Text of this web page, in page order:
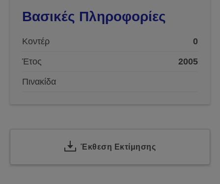
Βασικές Πληροφορίες
Κοντέρ 0
Έτος 2005
Πινακίδα
Έκθεση Εκτίμησης